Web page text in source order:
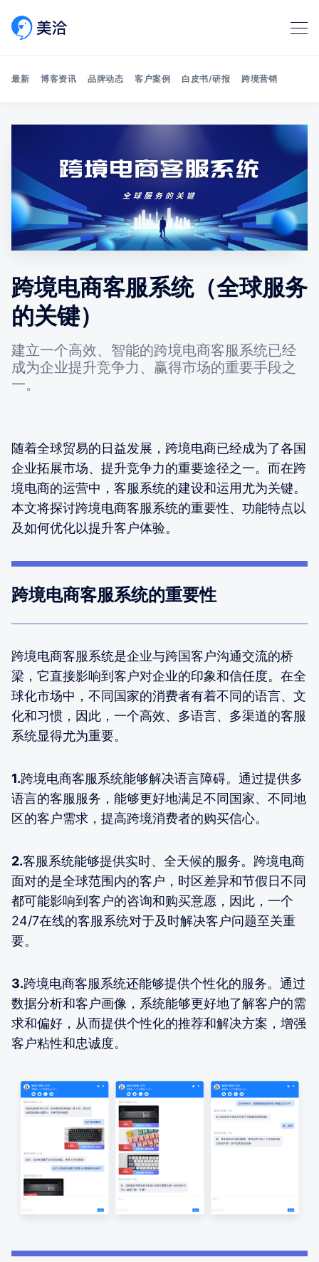
Search 美洽博客
最新 博客资讯 品牌动态 客户案例 白皮书/研报 跨境营销
跨境电商客服系统（全球服务
的关键）
建立一个高效、智能的跨境电商客服系统已经
成为企业提升竞争力、赢得市场的重要手段之
一。
随着全球贸易的日益发展，跨境电商已经成为了各国
企业拓展市场、提升竞争力的重要途径之一。而在跨
境电商的运营中，客服系统的建设和运用尤为关键。
本文将探讨跨境电商客服系统的重要性、功能特点以
及如何优化以提升客户体验。
跨境电商客服系统的重要性
跨境电商客服系统是企业与跨国客户沟通交流的桥
梁，它直接影响到客户对企业的印象和信任度。在全
球化市场中，不同国家的消费者有着不同的语言、文
化和习惯，因此，一个高效、多语言、多渠道的客服
系统显得尤为重要。
1.跨境电商客服系统能够解决语言障碍。通过提供多
语言的客服服务，能够更好地满足不同国家、不同地
区的客户需求，提高跨境消费者的购买信心。
2.客服系统能够提供实时、全天候的服务。跨境电商
面对的是全球范围内的客户，时区差异和节假日不同
都可能影响到客户的咨询和购买意愿，因此，一个
24/7在线的客服系统对于及时解决客户问题至关重
要。
3.跨境电商客服系统还能够提供个性化的服务。通过
数据分析和客户画像，系统能够更好地了解客户的需
求和偏好，从而提供个性化的推荐和解决方案，增强
客户粘性和忠诚度。